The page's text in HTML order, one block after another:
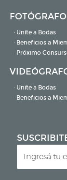
· Unite a Bodas
· Beneficios a
· Próximo
· Unite a Bodas
· Beneficios a